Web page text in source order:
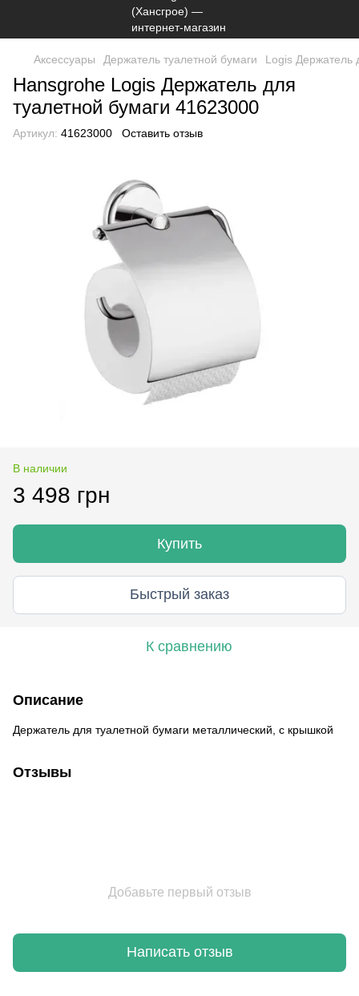
Аксессуары Держатель туалетной бумаги Logis Держатель
Hansgrohe Logis Держатель для
туалетной бумаги 41623000
Артикул: 41623000 Оставить отзыв
В наличии
3 498 грн
Купить
Быстрый заказ
К сравнению
Описание
Держатель для туалетной бумаги металлический, с крышкой
Отзывы
Добавьте первый отзыв
Написать отзыв